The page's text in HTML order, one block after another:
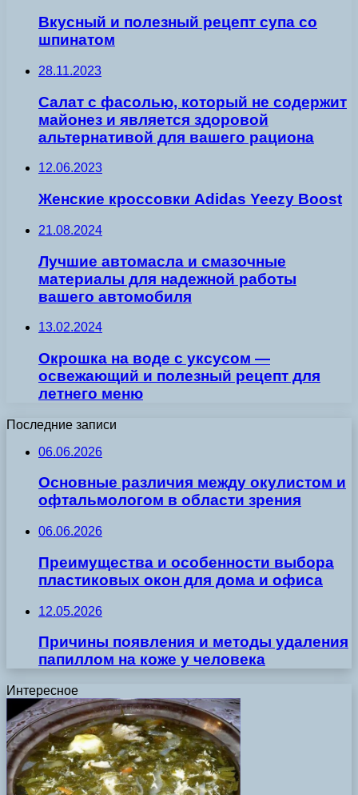
Вкусный и полезный рецепт супа со
шпинатом
28.11.2023
Салат с фасолью, который не содержит
майонез и является здоровой
альтернативой для вашего рациона
12.06.2023
Женские кроссовки Adidas Yeezy Boost
21.08.2024
Лучшие автомасла и смазочные
материалы для надежной работы
вашего автомобиля
13.02.2024
Окрошка на воде с уксусом —
освежающий и полезный рецепт для
летнего меню
Последние записи
06.06.2026
Основные различия между окулистом и
офтальмологом в области зрения
06.06.2026
Преимущества и особенности выбора
пластиковых окон для дома и офиса
12.05.2026
Причины появления и методы удаления
папиллом на коже у человека
Интересное